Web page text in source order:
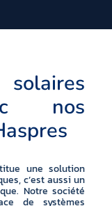
nos
une solution
c’est aussi un
Notre société
de systèmes